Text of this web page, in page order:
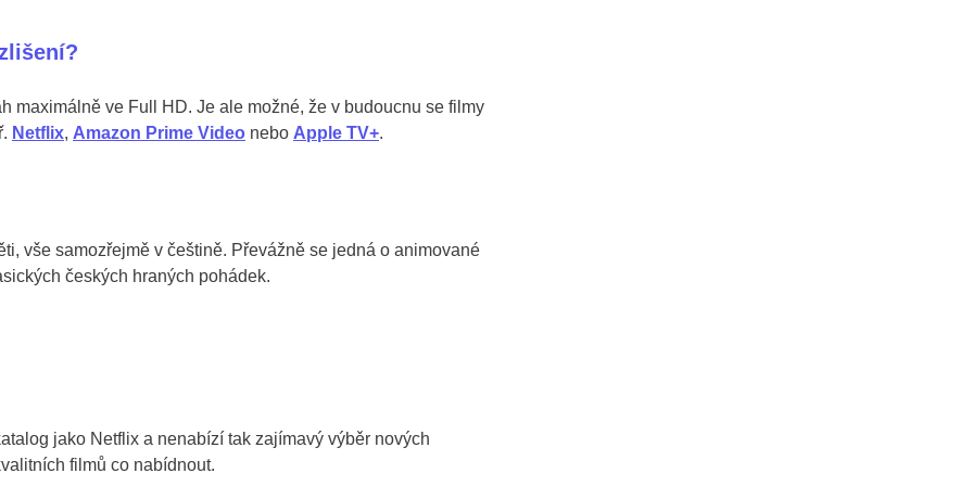
maximálně ve Full HD. Je ale možné, že v budoucnu se filmy
Netflix, Amazon Prime Video nebo Apple TV+.
vše samozřejmě v češtině. Převážně se jedná o animované
českých hraných pohádek.
jako Netflix a nenabízí tak zajímavý výběr nových
filmů co nabídnout.